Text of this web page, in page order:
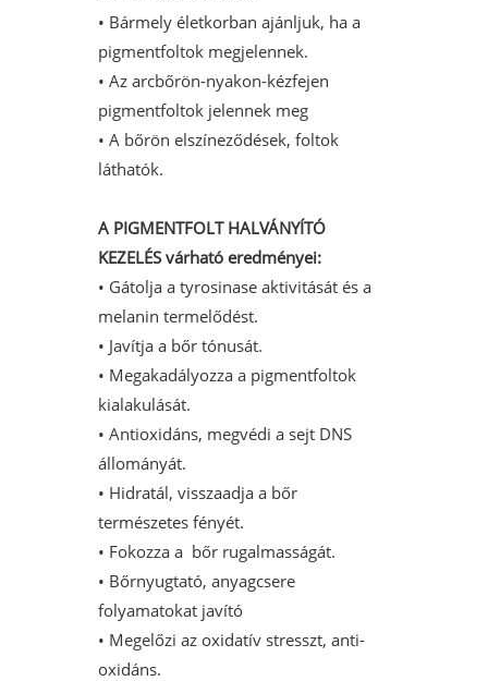
• Bármely életkorban ajánljuk, ha a
pigmentfoltok megjelennek.
• Az arcbőrön-nyakon-kézfejen
pigmentfoltok jelennek meg
• A bőrön elszíneződések, foltok
láthatók.
A PIGMENTFOLT HALVÁNYÍTÓ
KEZELÉS várható eredményei:
• Gátolja a tyrosinase aktivitását és a
melanin termelődést.
• Javítja a bőr tónusát.
• Megakadályozza a pigmentfoltok
kialakulását.
• Antioxidáns, megvédi a sejt DNS
állományát.
• Hidratál, visszaadja a bőr
természetes fényét.
• Fokozza a bőr rugalmasságát.
• Bőrnyugtató, anyagcsere
folyamatokat javító
• Megelőzi az oxidatív stresszt, anti-
oxidáns.